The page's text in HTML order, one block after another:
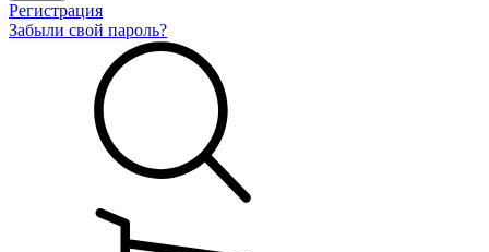
Регистрация
Забыли свой пароль?